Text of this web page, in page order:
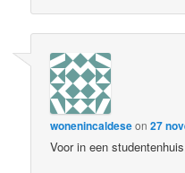
wonenincaldeseon27
Voor in een